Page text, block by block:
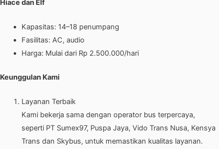
Hiace dan Elf
Kapasitas: 14–18 penumpang
Fasilitas: AC, audio
Harga: Mulai dari Rp 2.500.000/hari
Keunggulan Kami
Layanan Terbaik
Kami bekerja sama dengan operator bus terpercaya,
seperti PT Sumex97, Puspa Jaya, Vido Trans Nusa, Kensya
Trans dan Skybus, untuk memastikan kualitas layanan.